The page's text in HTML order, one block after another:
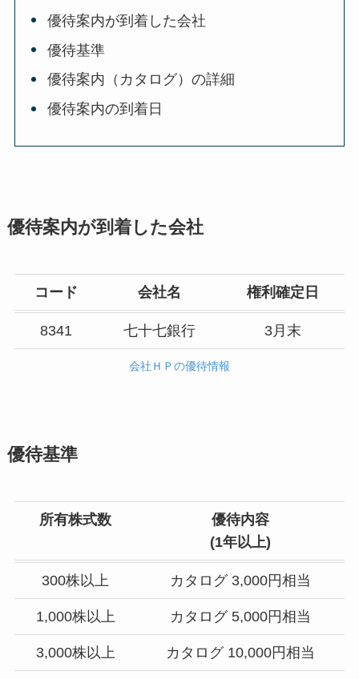
優待案内が到着した会社
優待基準
優待案内（カタログ）の詳細
優待案内の到着日
優待案内が到着した会社
コード 会社名 権利確定日
8341 七十七銀行 3月末
会社ＨＰの優待情報
優待基準
所有株式数
優待内容
(1年以上)
300株以上 カタログ 3,000円相当
1,000株以上 カタログ 5,000円相当
3,000株以上 カタログ 10,000円相当